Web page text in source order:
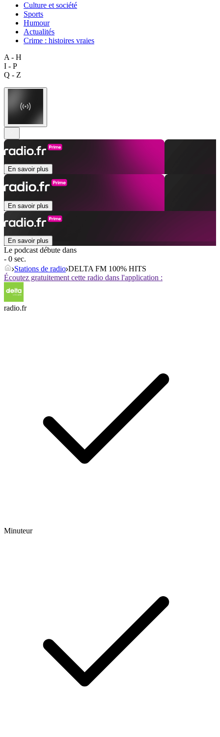
Culture et société
Sports
Humour
Actualités
Crime : histoires vraies
A - H
I - P
Q - Z
En savoir plus
En savoir plus
En savoir plus
Le podcast débute dans
- 0 sec.
Stations de radio DELTA FM 100% HITS
Écoutez gratuitement cette radio dans l'application :
radio.fr
Minuteur